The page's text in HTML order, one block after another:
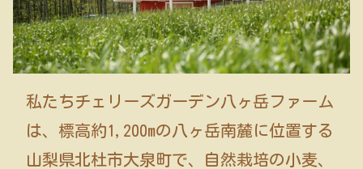
私たちチェリーズガーデン八ヶ岳ファーム
は、標高約1,200mの八ヶ岳南麓に位置する
山梨県北杜市大泉町で、自然栽培の小麦、